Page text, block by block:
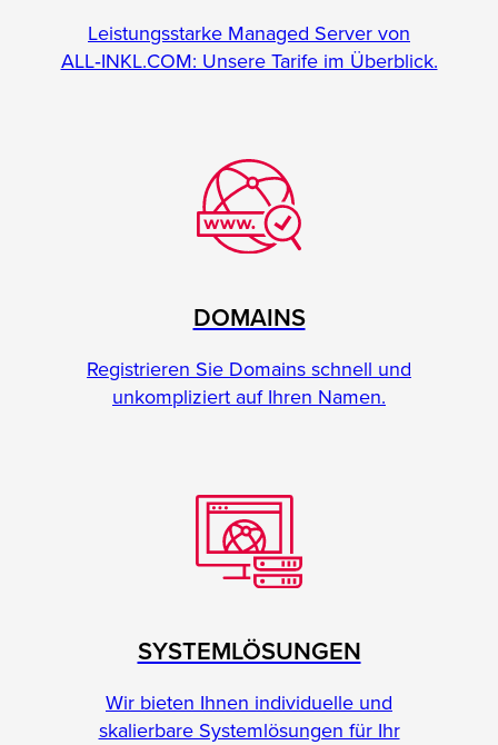
Leistungsstarke Managed Server von
ALL‑INKL.COM: Unsere Tarife im Überblick.
DOMAINS
Registrieren Sie Domains schnell und
unkompliziert auf Ihren Namen.
SYSTEMLÖSUNGEN
Wir bieten Ihnen individuelle und
skalierbare Systemlösungen für Ihr